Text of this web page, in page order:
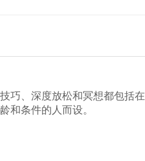
巧、深度放松和冥想都包括在
和条件的人而设。